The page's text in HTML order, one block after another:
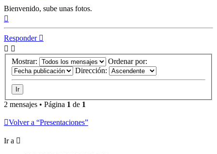
Bienvenido, sube unas fotos.
Responder
Mostrar:
Ordenar por:
Dirección:
2 mensajes • Página 1 de 1
Volver a “Presentaciones”
Ir a